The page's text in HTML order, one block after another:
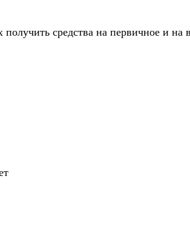
средства на первичное и на